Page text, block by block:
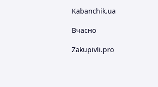
Kabanchik.ua
Вчасно
Zakupivli.pro